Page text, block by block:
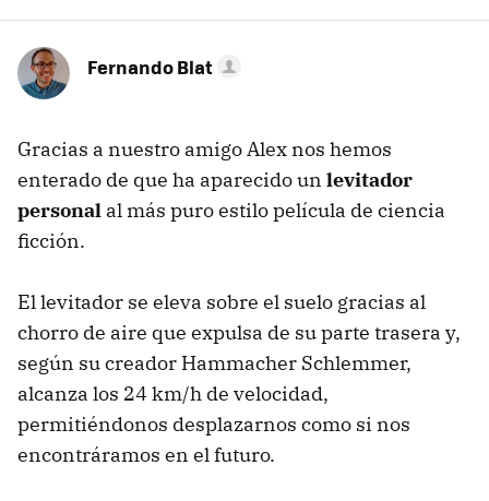
Fernando Blat
Gracias a nuestro amigo Alex nos hemos
enterado de que ha aparecido un levitador
personal al más puro estilo película de ciencia
ficción.
El levitador se eleva sobre el suelo gracias al
chorro de aire que expulsa de su parte trasera y,
según su creador Hammacher Schlemmer,
alcanza los 24 km/h de velocidad,
permitiéndonos desplazarnos como si nos
encontráramos en el futuro.